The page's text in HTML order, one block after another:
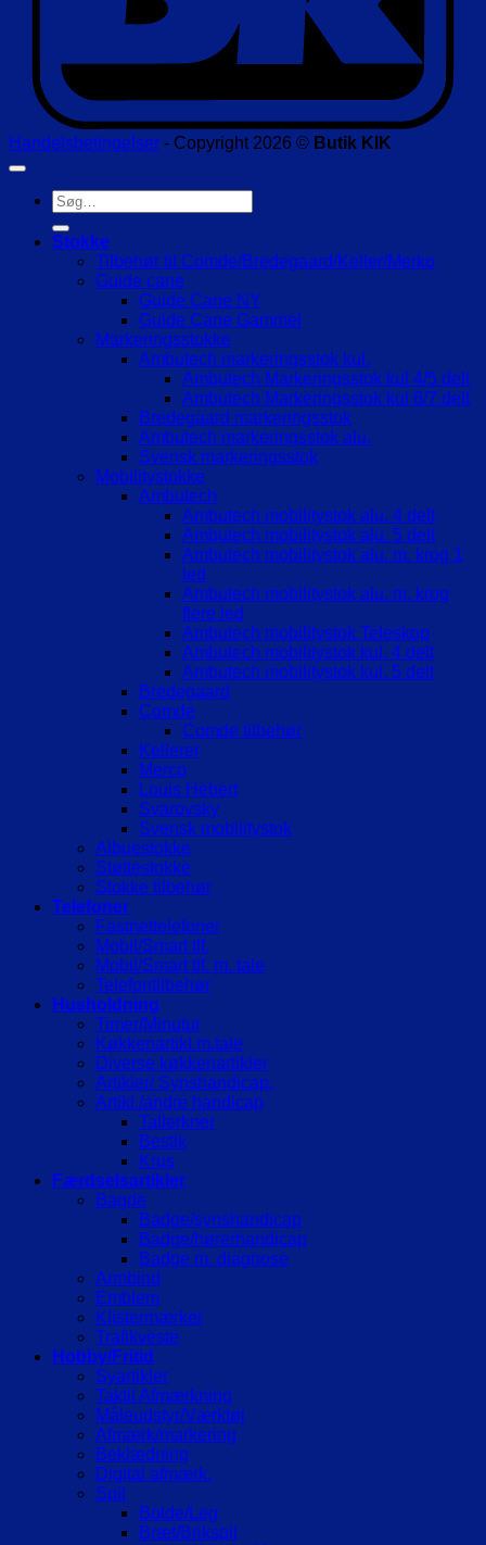
Handelsbetingelser - Copyright 2026 © Butik KIK
Søg
efter:
Stokke
Tilbehør til Comde/Bredegaard/Keller/Merko
Guide cane
Guide Cane NY
Guide Cane Gammel
Markeringsstokke
Ambutech markeringsstok kul.
Ambutech Markeringsstok kul 4/5 delt
Ambutech Markeringsstok kul 6/7 delt
Bredegaard markeringsstok
Ambutech markeringsstok alu.
Svensk markeringsstok
Mobilitystokke
Ambutech
Ambutech mobilitystok alu. 4 delt
Ambutech mobilitystok alu. 5 delt
Ambutech mobilitystok alu. m. krog 1
led
Ambutech mobilitystok alu. m. krog
flere led
Ambutech mobilitystok Teleskop
Ambutech mobilitystok kul. 4 delt
Ambutech mobilitystok kul. 5 delt
Bredegaard
Comde
Comde tilbehør
Kellerer
Merco
Louis Hebert
Svarovsky
Svensk mobilitystok
Albuestokke
Støttestokke
Stokke tilbehør
Telefoner
Fastnettelefoner
Mobil/Smart tlf.
Mobil/Smart tlf. m. tale
Telefontilbehør
Husholdning
Timer/Minutur
Køkkenartikl.m.tale
Diverse køkkenartikler
Artikler/ Synshandicap.
Artikl./andre handicap
Tallerkner
Bestik
Krus
Færdselsartikler
Bagde
Badge/synshandicap
Badge/hørerhandicap
Badge m. diagnose
Armbind
Emblem
Klistermærker
Trafikveste
Hobby/Fritid
Syartikler
Taktil Afmærkning
Måleudstyr/Værktøj
Afmærk/markering
Beklædning
Digital afmærk.
Spil
Bolde/Leg
Bræt/Brikspil